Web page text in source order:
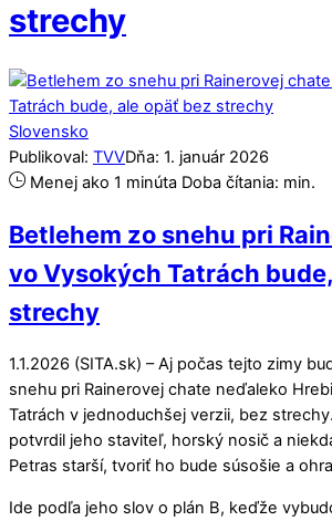
strechy
Slovensko
Publikoval: TVVDňa: 1. január 2026
Menej ako 1 minúta Doba čítania: min.
Betlehem zo snehu pri
vo Vysokých Tatrách
strechy
1.1.2026 (SITA.sk) – Aj počas tejto zimy
snehu pri Rainerovej chate neďaleko
Tatrách v jednoduchšej verzii, bez
potvrdil jeho staviteľ, horský nosič a
Petras starší, tvoriť ho bude súsošie a
Ide podľa jeho slov o plán B, keďže